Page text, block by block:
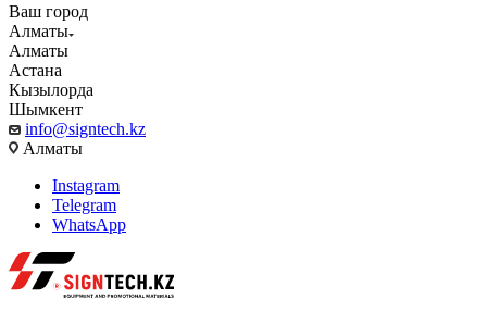
Ваш город
Алматы
Алматы
Астана
Кызылорда
Шымкент
info@signtech.kz
Алматы
Instagram
Telegram
WhatsApp